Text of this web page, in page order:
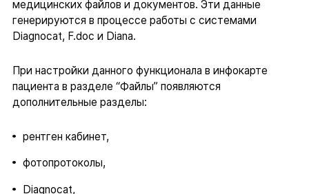
медицинских файлов и документов. Эти данные
генерируются в процессе работы с системами
Diagnocat, F.doc и Diana.
При настройки данного функционала в инфокарте
пациента в разделе “Файлы” появляются
дополнительные разделы:
рентген кабинет,
фотопротоколы,
Diagnocat,